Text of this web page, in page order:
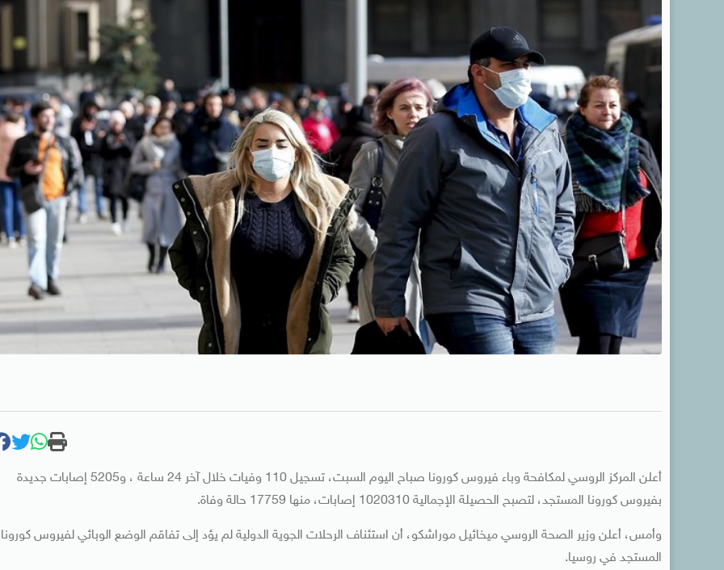
أعلن المركز الروسي لمكافحة وباء فيروس كورونا صباح اليوم السبت، تسجيل 110 وفيات خلال آخر 24 ساعة ، و5205 إصابات جديدة
بفيروس كورونا المستجد، لتصبح الحصيلة الإجمالية 1020310 إصابات، منها 17759 حالة وفاة.
وأمس، أعلن وزير الصحة الروسي ميخائيل موراشكو، أن استئناف الرحلات الجوية الدولية لم يؤد إلى تفاقم الوضع الوبائي لفيروس كورونا
المستجد في روسيا.